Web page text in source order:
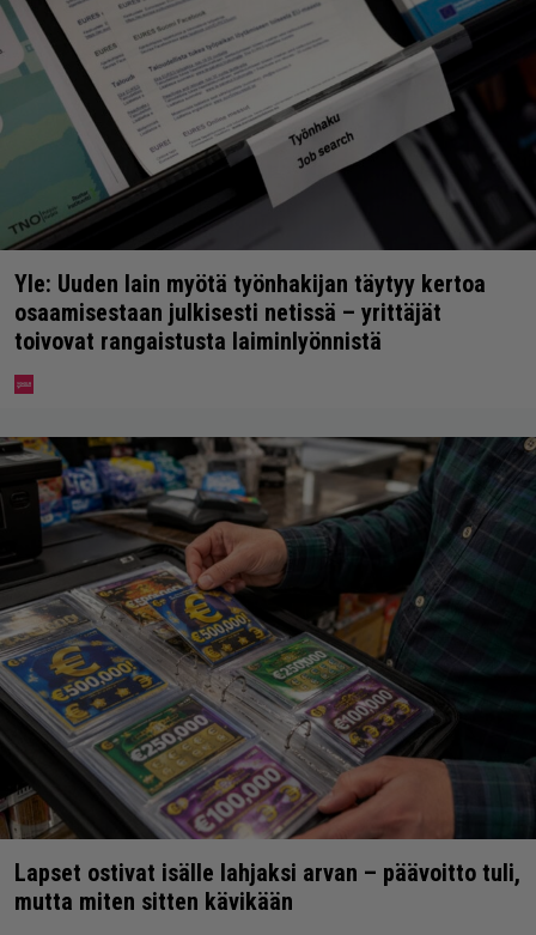
Yle: Uuden lain myötä työnhakijan täytyy kertoa
osaamisestaan julkisesti netissä – yrittäjät
toivovat rangaistusta laiminlyönnistä
Lapset ostivat isälle lahjaksi arvan – päävoitto tuli,
mutta miten sitten kävikään